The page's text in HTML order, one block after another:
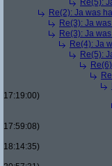
Re(5):
Re(2): Ja was
Re(3): Ja
Re(3): Ja
Re(4): Ja
Re(5):
17:19:00)
17:59:08)
18:14:35)